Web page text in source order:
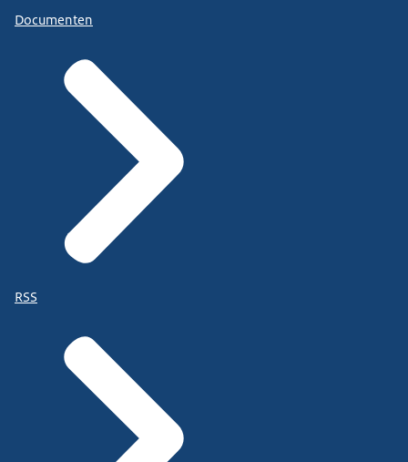
Documenten
RSS